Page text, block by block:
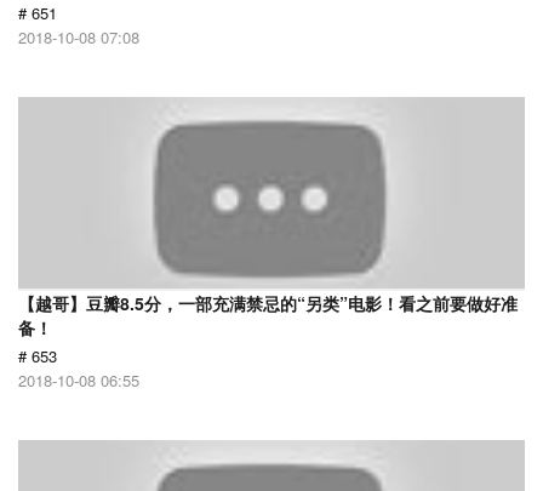
# 651
2018-10-08 07:08
【越哥】豆瓣8.5分，一部充满禁忌的“另类”电影！看之前要做好准
备！
# 653
2018-10-08 06:55